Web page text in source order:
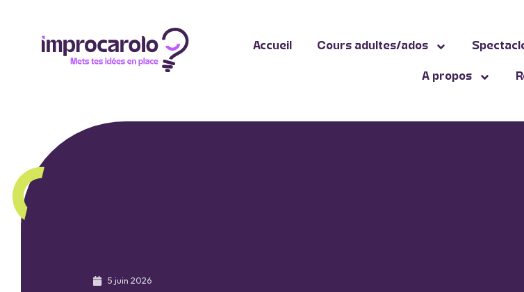
Accueil Cours adultes/ados
A propos
5 juin 2026